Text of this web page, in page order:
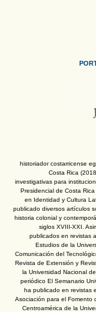
historiador costarricense
Costa Rica
investigativas para
Presidencial de Costa
en Identidad y Cultura
publicado diversos artículos
historia colonial y
siglos XVIII-XXI.
publicados en revistas
Estudios de la
Comunicación del
Revista de Extensión y
la Universidad Nacional
periódico El Semanario
ha publicado en revistas
Asociación para el Fomento
Centroamérica de la